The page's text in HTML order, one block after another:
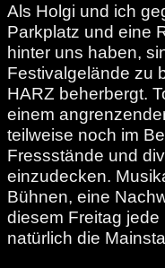
Als Holgi und ich
Parkplatz und eine
hinter uns haben,
Festivalgelände zu
HARZ beherbergt.
einem
teilweise noch im
Fressstände und
einzudecken.
Bühnen, eine
diesem Freitag
natürlich die